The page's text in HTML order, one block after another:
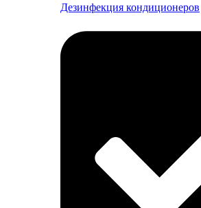
Дезинфекция кондиционеров